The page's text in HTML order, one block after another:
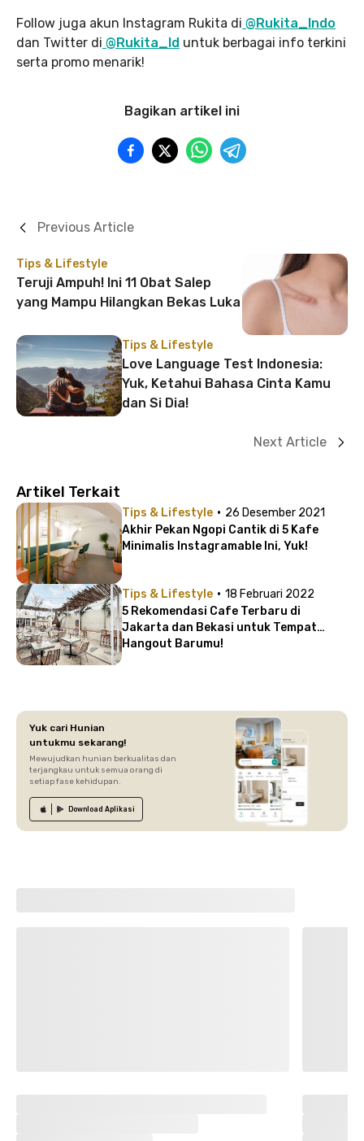
Follow juga akun Instagram Rukita di @Rukita_Indo
dan Twitter di @Rukita_Id untuk berbagai info terkini
serta promo menarik!
Bagikan artikel ini
Tips & Lifestyle
Teruji Ampuh! Ini 11 Obat Salep
yang Mampu Hilangkan Bekas Luka
Previous Article
Tips & Lifestyle
Love Language Test Indonesia:
Yuk, Ketahui Bahasa Cinta Kamu
dan Si Dia!
Next Article
Artikel Terkait
Tips & Lifestyle · 26 Desember 2021
Akhir Pekan Ngopi Cantik di 5 Kafe
Minimalis Instagramable Ini, Yuk!
Tips & Lifestyle · 18 Februari 2022
5 Rekomendasi Cafe Terbaru di
Jakarta dan Bekasi untuk Tempat
Hangout Barumu!
Yuk cari Hunian
untukmu sekarang!
Mewujudkan hunian berkualitas dan
terjangkau untuk semua orang di
setiap fase kehidupan.
Download Aplikasi